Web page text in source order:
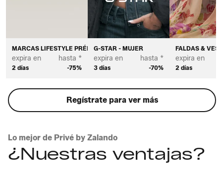
MARCAS LIFESTYLE PRÉMIUM - MUJER
expira en
2 días
hasta *
-75%
G-STAR - MUJER
expira en
3 días
hasta *
-70%
FALDAS &
expira en
2 días
Regístrate para ver más
Lo mejor de Privé by Zalando
¿Nuestras ventajas?